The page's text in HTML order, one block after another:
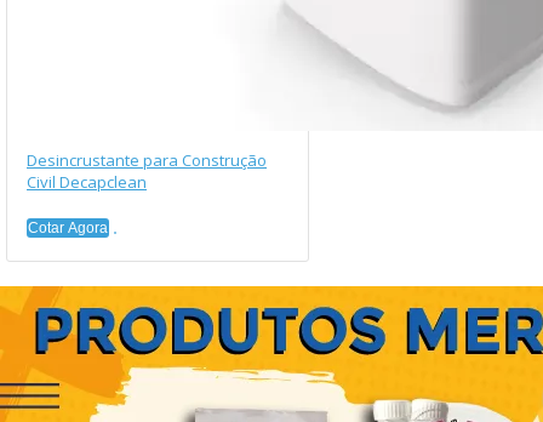
Desincrustante para Construção
Civil Decapclean
Cotar Agora